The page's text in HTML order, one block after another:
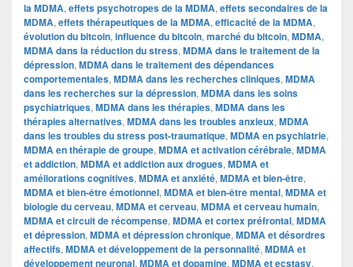
la MDMA, effets psychotropes de la MDMA, effets secondaires de la
MDMA, effets thérapeutiques de la MDMA, efficacité de la MDMA,
évolution du bitcoin, influence du bitcoin, marché du bitcoin, MDMA,
MDMA dans la réduction du stress, MDMA dans le traitement de la
dépression, MDMA dans le traitement des dépendances
comportementales, MDMA dans les recherches cliniques, MDMA
dans les recherches sur la dépression, MDMA dans les soins
psychiatriques, MDMA dans les thérapies, MDMA dans les
thérapies alternatives, MDMA dans les troubles anxieux, MDMA
dans les troubles du stress post-traumatique, MDMA en psychiatrie,
MDMA en thérapie de groupe, MDMA et activation cérébrale, MDMA
et addiction, MDMA et addiction aux drogues, MDMA et
améliorations cognitives, MDMA et anxiété, MDMA et bien-être,
MDMA et bien-être émotionnel, MDMA et bien-être mental, MDMA et
biologie du cerveau, MDMA et cerveau, MDMA et cerveau humain,
MDMA et circuit de récompense, MDMA et cortex préfrontal, MDMA
et dépression, MDMA et dépression chronique, MDMA et désordres
affectifs, MDMA et développement de la personnalité, MDMA et
développement neuronal, MDMA et dopamine, MDMA et ecstasy,